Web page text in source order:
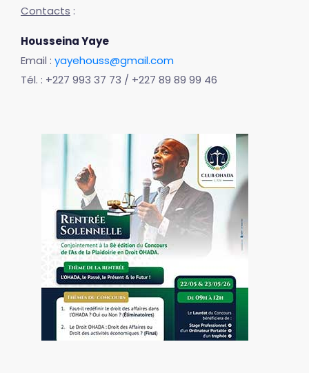
Contacts :
Housseina Yaye
Email : yayehouss@gmail.com
Tél. : +227 993 37 73 / +227 89 89 99 46